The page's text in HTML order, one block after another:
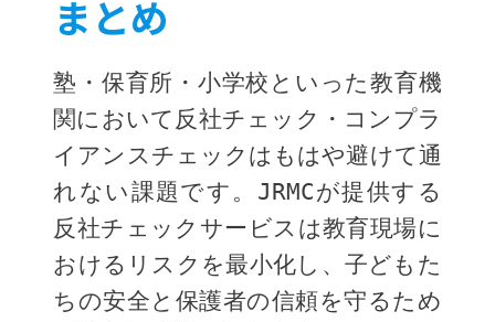
まとめ
塾・保育所・小学校といった教育機
関において反社チェック・コンプラ
イアンスチェックはもはや避けて通
れない課題です。JRMCが提供する
反社チェックサービスは教育現場に
おけるリスクを最小化し、子どもた
ちの安全と保護者の信頼を守るため